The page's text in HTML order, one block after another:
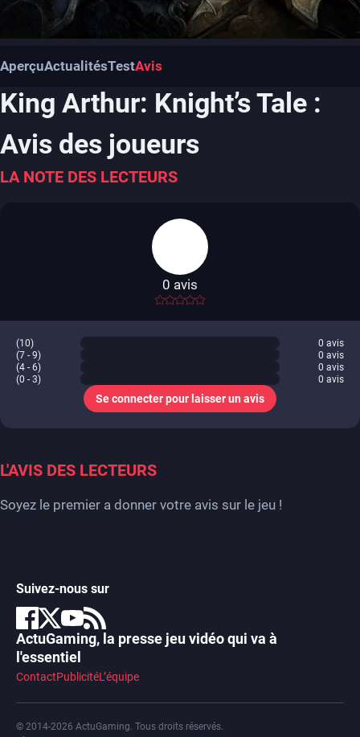
AperçuActualitésTestAvis
King Arthur: Knight’s Tale :
Avis des joueurs
LA NOTE DES LECTEURS
-
0 avis
(10) 0 avis
(7 - 9)
0 avis
(4 - 6)
0 avis
(0 - 3)
0 avis
Se connecter pour laisser un avis
L'AVIS DES LECTEURS
Soyez le premier a donner votre avis sur le jeu !
Suivez-nous sur
ActuGaming, la presse jeu vidéo qui va à
l'essentiel
ContactPublicitéL’équipe
© 2014-2026 ActuGaming. Tous droits réservés.